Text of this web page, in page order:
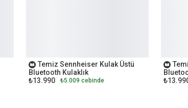
Temiz Sennheiser Kulak Üstü
Bluetooth Kulaklık
₺13.990
₺5.009 cebinde